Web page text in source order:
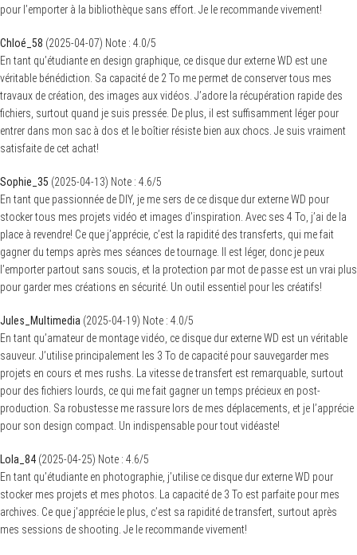
pour l’emporter à la bibliothèque sans effort. Je le recommande vivement!
Chloé_58 (2025-04-07) Note : 4.0/5
En tant qu’étudiante en design graphique, ce disque dur externe WD est une
véritable bénédiction. Sa capacité de 2 To me permet de conserver tous mes
travaux de création, des images aux vidéos. J’adore la récupération rapide des
fichiers, surtout quand je suis pressée. De plus, il est suffisamment léger pour
entrer dans mon sac à dos et le boîtier résiste bien aux chocs. Je suis vraiment
satisfaite de cet achat!
Sophie_35 (2025-04-13) Note : 4.6/5
En tant que passionnée de DIY, je me sers de ce disque dur externe WD pour
stocker tous mes projets vidéo et images d’inspiration. Avec ses 4 To, j’ai de la
place à revendre! Ce que j’apprécie, c’est la rapidité des transferts, qui me fait
gagner du temps après mes séances de tournage. Il est léger, donc je peux
l’emporter partout sans soucis, et la protection par mot de passe est un vrai plus
pour garder mes créations en sécurité. Un outil essentiel pour les créatifs!
Jules_Multimedia (2025-04-19) Note : 4.0/5
En tant qu’amateur de montage vidéo, ce disque dur externe WD est un véritable
sauveur. J’utilise principalement les 3 To de capacité pour sauvegarder mes
projets en cours et mes rushs. La vitesse de transfert est remarquable, surtout
pour des fichiers lourds, ce qui me fait gagner un temps précieux en post-
production. Sa robustesse me rassure lors de mes déplacements, et je l’apprécie
pour son design compact. Un indispensable pour tout vidéaste!
Lola_84 (2025-04-25) Note : 4.6/5
En tant qu’étudiante en photographie, j’utilise ce disque dur externe WD pour
stocker mes projets et mes photos. La capacité de 3 To est parfaite pour mes
archives. Ce que j’apprécie le plus, c’est sa rapidité de transfert, surtout après
mes sessions de shooting. Je le recommande vivement!